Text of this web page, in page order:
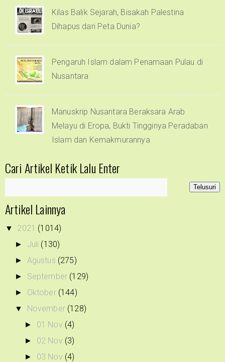
Kilas Balik Sejarah, Bisakah Palestina
Dihapus dari Peta Dunia?
Pengaruh Islam dalam Penamaan Pulau di
Nusantara
Manuskrip Nusantara Beraksara Arab
Melayu di Eropa, Bukti Tingginya Peradaban
Islam dan Kemakmurannya
Cari Artikel Ketik Lalu Enter
Artikel Lainnya
▼ 2021 (1014)
► Juli (130)
► Agustus (275)
► September (129)
► Oktober (144)
▼ November (128)
► 01 Nov (4)
► 02 Nov (3)
► 03 Nov (4)